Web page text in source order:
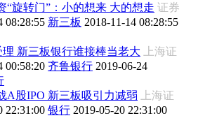
“旋转门”：小的想来 大的想走 证券
08:28:55 新三板 2018-11-14 08:28:55
新三板银行谁接棒当老大
上海证
00:58:20 齐鲁银行 2019-06-24
A股IPO 新三板吸引力减弱
上海证
22:31:00 银行 2019-05-20 22:31:00